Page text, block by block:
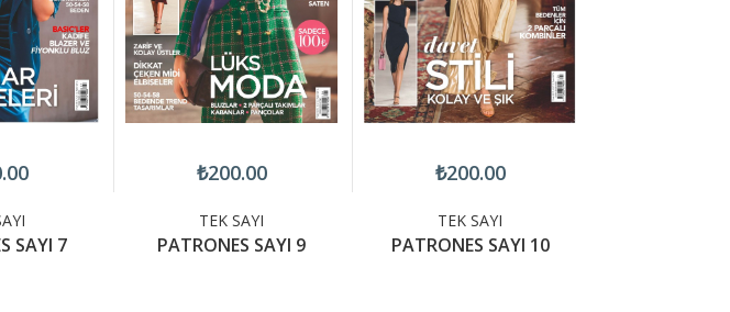
SAYI 7
₺200.00
TEK SAYI
PATRONES SAYI 9
₺200.00
TEK SAYI
PATRONES SAYI 10